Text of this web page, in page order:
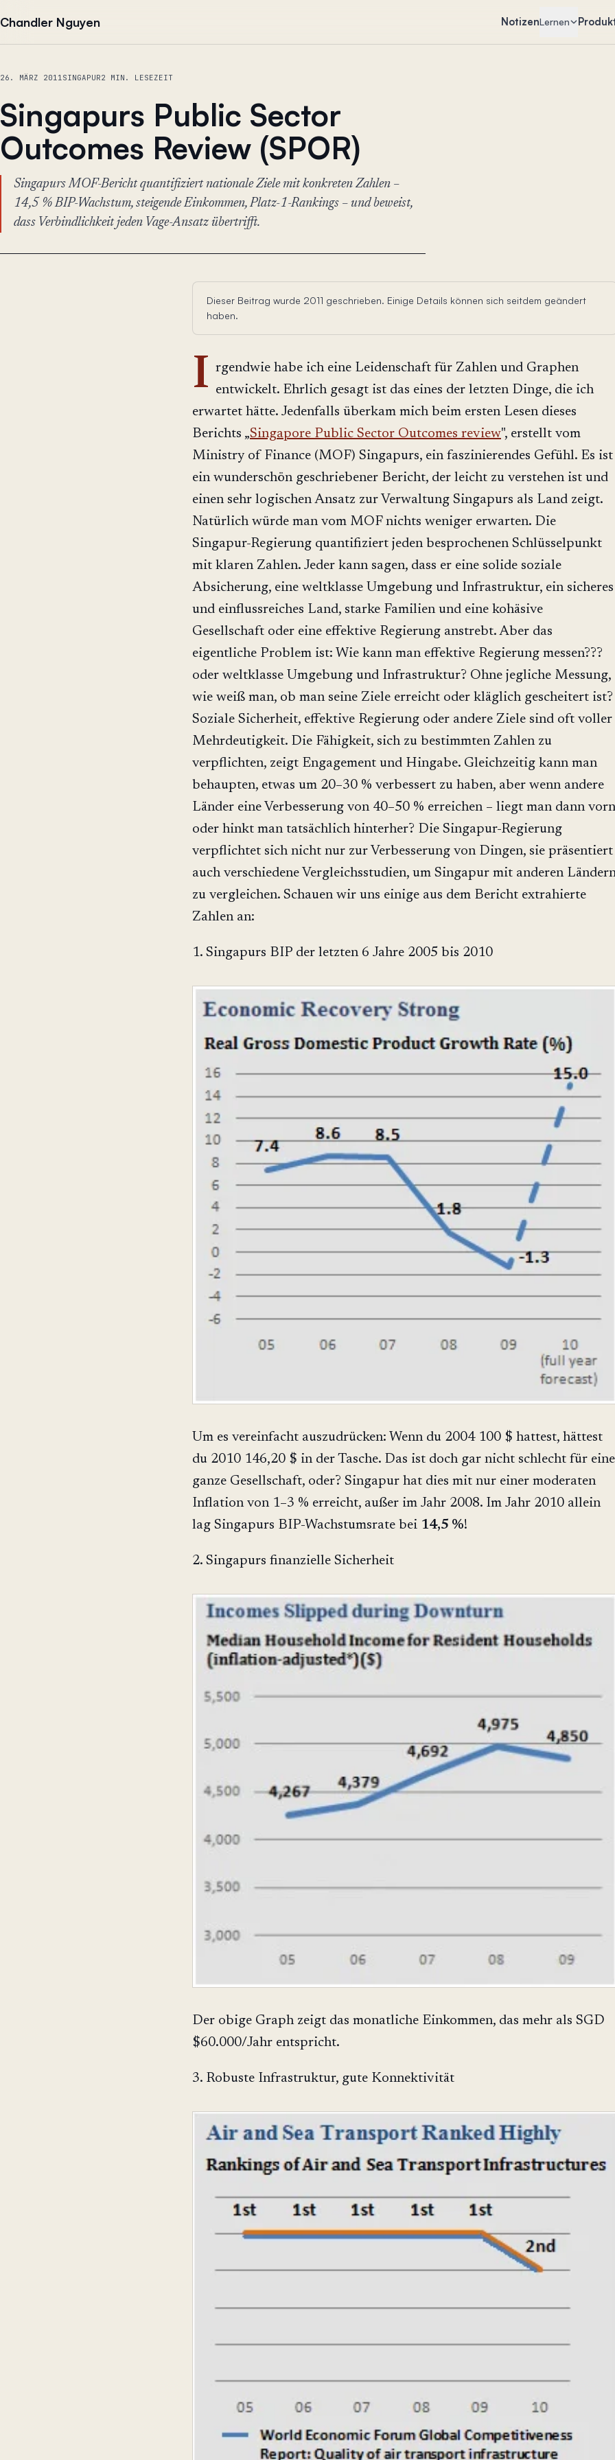
Chandler Nguyen NotizenLernen
26. MÄRZ 2011SINGAPUR2 MIN. LESEZEIT
Singapurs Public Sector
Outcomes Review (SPOR)
Singapurs MOF-Bericht quantifiziert nationale Ziele mit konkreten Zahlen –
14,5 % BIP-Wachstum, steigende Einkommen, Platz-1-Rankings – und beweist,
dass Verbindlichkeit jeden Vage-Ansatz übertrifft.
Dieser Beitrag wurde 2011 geschrieben. Einige Details können sich seitdem geändert
haben.
I rgendwie habe ich eine Leidenschaft für Zahlen und Graphen
entwickelt. Ehrlich gesagt ist das eines der letzten Dinge, die ich
erwartet hätte. Jedenfalls überkam mich beim ersten Lesen dieses
Berichts „Singapore Public Sector Outcomes review", erstellt vom
Ministry of Finance (MOF) Singapurs, ein faszinierendes Gefühl. Es ist
ein wunderschön geschriebener Bericht, der leicht zu verstehen ist und
einen sehr logischen Ansatz zur Verwaltung Singapurs als Land zeigt.
Natürlich würde man vom MOF nichts weniger erwarten. Die
Singapur-Regierung quantifiziert jeden besprochenen Schlüsselpunkt
mit klaren Zahlen. Jeder kann sagen, dass er eine solide soziale
Absicherung, eine weltklasse Umgebung und Infrastruktur, ein sicheres
und einflussreiches Land, starke Familien und eine kohäsive
Gesellschaft oder eine effektive Regierung anstrebt. Aber das
eigentliche Problem ist: Wie kann man effektive Regierung messen???
oder weltklasse Umgebung und Infrastruktur? Ohne jegliche Messung,
wie weiß man, ob man seine Ziele erreicht oder kläglich gescheitert ist?
Soziale Sicherheit, effektive Regierung oder andere Ziele sind oft voller
Mehrdeutigkeit. Die Fähigkeit, sich zu bestimmten Zahlen zu
verpflichten, zeigt Engagement und Hingabe. Gleichzeitig kann man
behaupten, etwas um 20–30 % verbessert zu haben, aber wenn andere
Länder eine Verbesserung von 40–50 % erreichen – liegt man dann vorn
oder hinkt man tatsächlich hinterher? Die Singapur-Regierung
verpflichtet sich nicht nur zur Verbesserung von Dingen, sie präsentiert
auch verschiedene Vergleichsstudien, um Singapur mit anderen
zu vergleichen. Schauen wir uns einige aus dem Bericht extrahierte
Zahlen an:
1. Singapurs BIP der letzten 6 Jahre 2005 bis 2010
Um es vereinfacht auszudrücken: Wenn du 2004 100 $ hattest, hättest
du 2010 146,20 $ in der Tasche. Das ist doch gar nicht schlecht für eine
ganze Gesellschaft, oder? Singapur hat dies mit nur einer moderaten
Inflation von 1–3 % erreicht, außer im Jahr 2008. Im Jahr 2010 allein
lag Singapurs BIP-Wachstumsrate bei 14,5 %!
2. Singapurs finanzielle Sicherheit
Der obige Graph zeigt das monatliche Einkommen, das mehr als SGD
$60.000/Jahr entspricht.
3. Robuste Infrastruktur, gute Konnektivität